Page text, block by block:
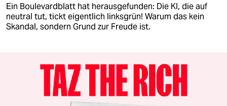
Ein Boulevardblatt hat herausgefunden: Die KI, die auf
neutral tut, tickt eigentlich linksgrün! Warum das kein
Skandal, sondern Grund zur Freude ist.